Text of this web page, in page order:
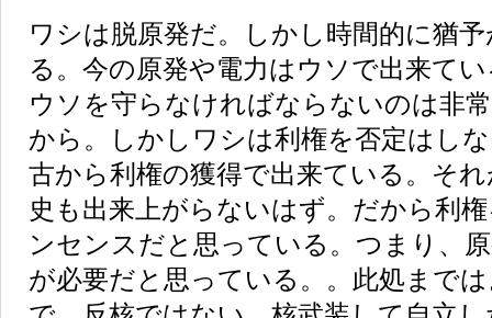
ワシは脱原発だ。しかし時間的に猶
る。今の原発や電力はウソで出来て
ウソを守らなければならないのは非
から。しかしワシは利権を否定はし
古から利権の獲得で出来ている。そ
史も出来上がらないはず。だから利
ンセンスだと思っている。つまり、
が必要だと思っている。。此処まで